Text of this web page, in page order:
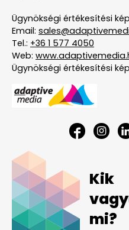
Ügynökségi értékesítési
Email:
Tel.: +36 1 577 4050
Web:
Ügynökségi értékesítési
Kik
mi?